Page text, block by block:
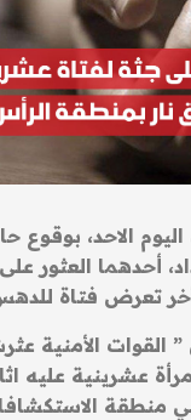
الاحد، بوقوع
أحدهما العثور
تعرض فتاة
القوات الأمنية
عشرينية عليه
منطقة